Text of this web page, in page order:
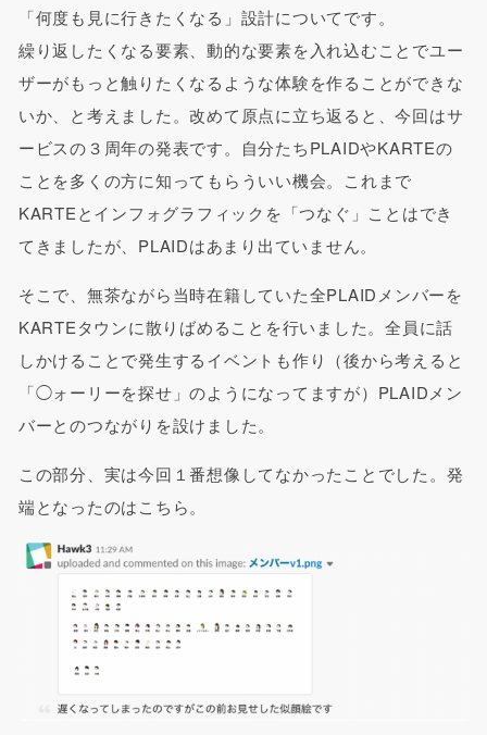
「何度も見に行きたくなる」設計についてです。
繰り返したくなる要素、動的な要素を入れ込むことでユー
ザーがもっと触りたくなるような体験を作ることができな
いか、と考えました。改めて原点に立ち返ると、今回はサ
ービスの３周年の発表です。自分たちPLAIDやKARTEの
ことを多くの方に知ってもらういい機会。これまで
KARTEとインフォグラフィックを「つなぐ」ことはでき
てきましたが、PLAIDはあまり出ていません。
そこで、無茶ながら当時在籍していた全PLAIDメンバーを
KARTEタウンに散りばめることを行いました。全員に話
しかけることで発生するイベントも作り（後から考えると
「◯ォーリーを探せ」のようになってますが）PLAIDメン
バーとのつながりを設けました。
この部分、実は今回１番想像してなかったことでした。発
端となったのはこちら。